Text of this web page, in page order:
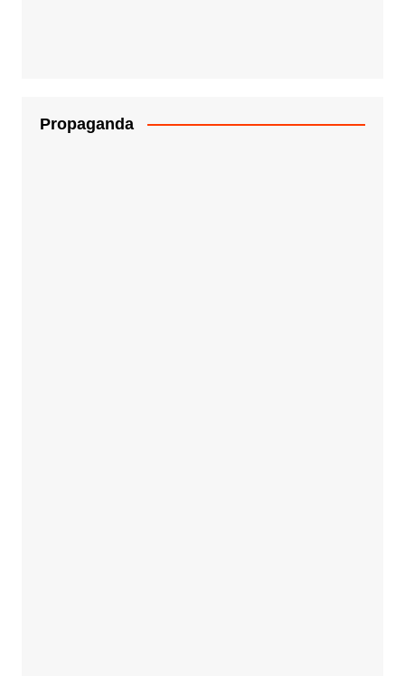
Propaganda